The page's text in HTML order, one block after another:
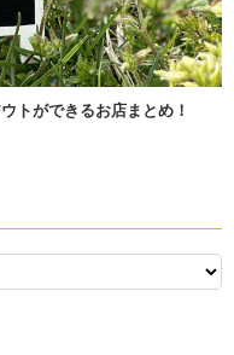
トができるお店まとめ！